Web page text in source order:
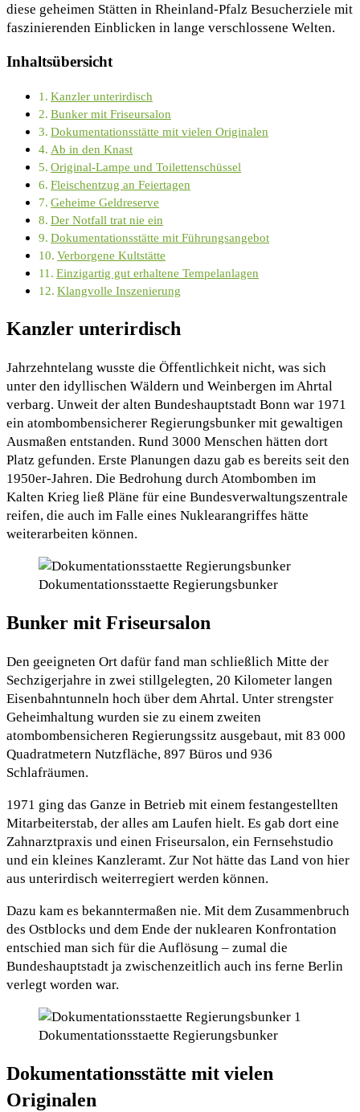
diese geheimen Stätten in Rheinland-Pfalz Besucherziele mit
faszinierenden Einblicken in lange verschlossene Welten.
Inhaltsübersicht
Kanzler unterirdisch
Bunker mit Friseursalon
Dokumentationsstätte mit vielen Originalen
Ab in den Knast
Original-Lampe und Toilettenschüssel
Fleischentzug an Feiertagen
Geheime Geldreserve
Der Notfall trat nie ein
Dokumentationsstätte mit Führungsangebot
Verborgene Kultstätte
Einzigartig gut erhaltene Tempelanlagen
Klangvolle Inszenierung
Kanzler unterirdisch
Jahrzehntelang wusste die Öffentlichkeit nicht, was sich
unter den idyllischen Wäldern und Weinbergen im Ahrtal
verbarg. Unweit der alten Bundeshauptstadt Bonn war 1971
ein atombombensicherer Regierungsbunker mit gewaltigen
Ausmaßen entstanden. Rund 3000 Menschen hätten dort
Platz gefunden. Erste Planungen dazu gab es bereits seit den
1950er-Jahren. Die Bedrohung durch Atombomben im
Kalten Krieg ließ Pläne für eine Bundesverwaltungszentrale
reifen, die auch im Falle eines Nuklearangriffes hätte
weiterarbeiten können.
Dokumentationsstaette Regierungsbunker
Bunker mit Friseursalon
Den geeigneten Ort dafür fand man schließlich Mitte der
Sechzigerjahre in zwei stillgelegten, 20 Kilometer langen
Eisenbahntunneln hoch über dem Ahrtal. Unter strengster
Geheimhaltung wurden sie zu einem zweiten
atombombensicheren Regierungssitz ausgebaut, mit 83 000
Quadratmetern Nutzfläche, 897 Büros und 936
Schlafräumen.
1971 ging das Ganze in Betrieb mit einem festangestellten
Mitarbeiterstab, der alles am Laufen hielt. Es gab dort eine
Zahnarztpraxis und einen Friseursalon, ein Fernsehstudio
und ein kleines Kanzleramt. Zur Not hätte das Land von hier
aus unterirdisch weiterregiert werden können.
Dazu kam es bekanntermaßen nie. Mit dem Zusammenbruch
des Ostblocks und dem Ende der nuklearen Konfrontation
entschied man sich für die Auflösung – zumal die
Bundeshauptstadt ja zwischenzeitlich auch ins ferne Berlin
verlegt worden war.
Dokumentationsstaette Regierungsbunker
Dokumentationsstätte mit vielen
Originalen